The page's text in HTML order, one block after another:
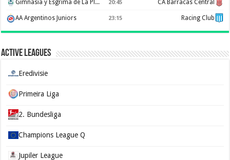
Gimnasia y Esgrima de La Plata 20:45 CA Barracas Central
AA Argentinos Juniors 23:15 Racing Club
Active Leagues
Eredivisie
Primeira Liga
2. Bundesliga
Champions League Q
Jupiler League